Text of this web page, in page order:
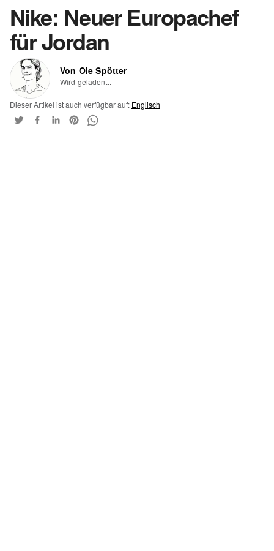
Nike: Neuer Europachef
für Jordan
Von Ole Spötter
Wird geladen...
Dieser Artikel ist auch verfügbar auf: Englisch